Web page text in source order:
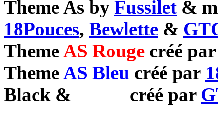
Theme As by Fussilet &
18Pouces, Bewlette &
ThemeAS Rouge créé
ThemeAS Bleu créé par
Black & créé par